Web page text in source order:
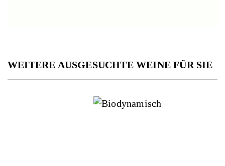
WEITERE AUSGESUCHTE WEINE FÜR SIE